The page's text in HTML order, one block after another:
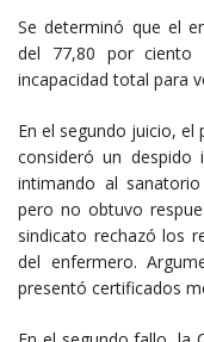
Se determinó que el
del 77,80 por
incapacidad total para
En el segundo juicio,
consideró un despido
intimando al
pero no obtuvo
sindicato rechazó los
del enfermero.
presentó certificados